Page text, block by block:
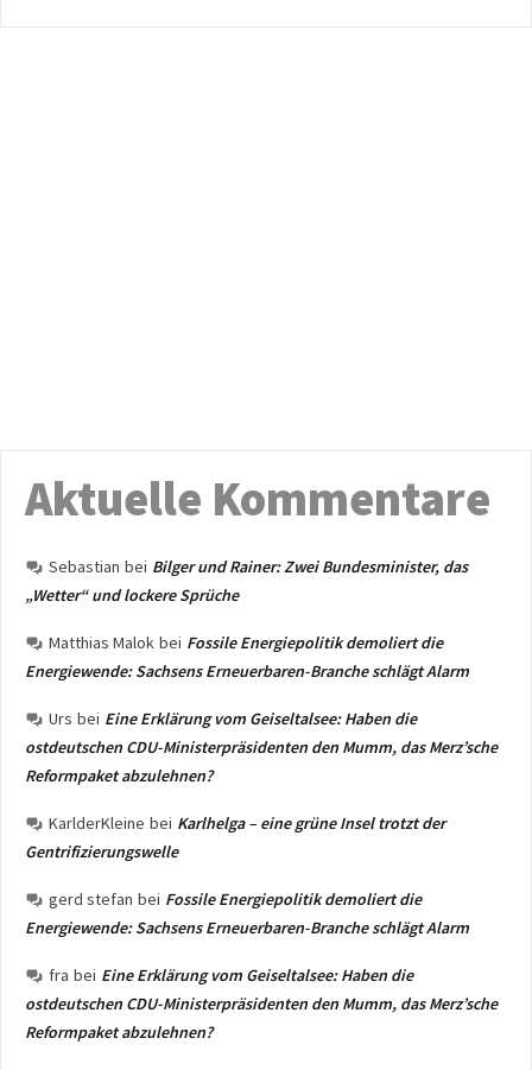
Aktuelle Kommentare
Sebastian bei Bilger und Rainer: Zwei Bundesminister, das
„Wetter“ und lockere Sprüche
Matthias Malok bei Fossile Energiepolitik demoliert die
Energiewende: Sachsens Erneuerbaren-Branche schlägt Alarm
Urs bei Eine Erklärung vom Geiseltalsee: Haben die
ostdeutschen CDU-Ministerpräsidenten den Mumm, das Merz’sche
Reformpaket abzulehnen?
KarlderKleine bei Karlhelga – eine grüne Insel trotzt der
Gentrifizierungswelle
gerd stefan bei Fossile Energiepolitik demoliert die
Energiewende: Sachsens Erneuerbaren-Branche schlägt Alarm
fra bei Eine Erklärung vom Geiseltalsee: Haben die
ostdeutschen CDU-Ministerpräsidenten den Mumm, das Merz’sche
Reformpaket abzulehnen?